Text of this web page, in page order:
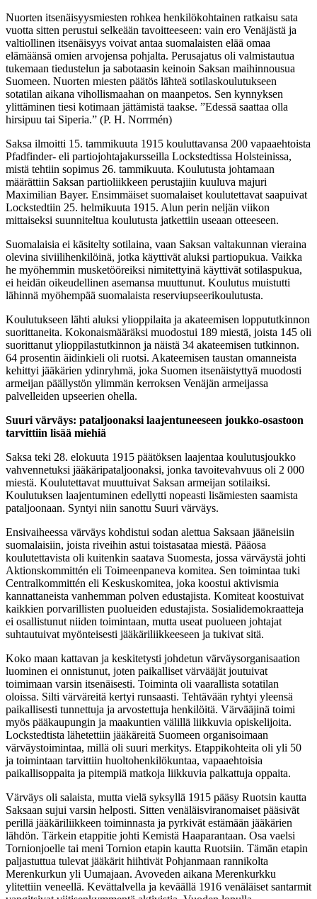
Nuorten itsenäisyysmiesten rohkea henkilökohtainen ratkaisu sata
vuotta sitten perustui selkeään tavoitteeseen: vain ero Venäjästä ja
valtiollinen itsenäisyys voivat antaa suomalaisten elää omaa
elämäänsä omien arvojensa pohjalta. Perusajatus oli valmistautua
tukemaan tiedustelun ja sabotaasin keinoin Saksan maihinnousua
Suomeen. Nuorten miesten päätös lähteä sotilaskoulutukseen
sotatilan aikana vihollismaahan on maanpetos. Sen kynnyksen
ylittäminen tiesi kotimaan jättämistä taakse. ”Edessä saattaa olla
hirsipuu tai Siperia.” (P. H. Norrmén)
Saksa ilmoitti 15. tammikuuta 1915 kouluttavansa 200 vapaaehtoista
Pfadfinder- eli partiojohtajakursseilla Lockstedtissa Holsteinissa,
mistä tehtiin sopimus 26. tammikuuta. Koulutusta johtamaan
määrättiin Saksan partioliikkeen perustajiin kuuluva majuri
Maximilian Bayer. Ensimmäiset suomalaiset koulutettavat saapuivat
Lockstedtiin 25. helmikuuta 1915. Alun perin neljän viikon
mittaiseksi suunniteltua koulutusta jatkettiin useaan otteeseen.
Suomalaisia ei käsitelty sotilaina, vaan Saksan valtakunnan vieraina
olevina siviilihenkilöinä, jotka käyttivät aluksi partiopukua. Vaikka
he myöhemmin musketööreiksi nimitettyinä käyttivät sotilaspukua,
ei heidän oikeudellinen asemansa muuttunut. Koulutus muistutti
lähinnä myöhempää suomalaista reserviupseerikoulutusta.
Koulutukseen lähti aluksi ylioppilaita ja akateemisen loppututkinnon
suorittaneita. Kokonaismääräksi muodostui 189 miestä, joista 145 oli
suorittanut ylioppilastutkinnon ja näistä 34 akateemisen tutkinnon.
64 prosentin äidinkieli oli ruotsi. Akateemisen taustan omanneista
kehittyi jääkärien ydinryhmä, joka Suomen itsenäistyttyä muodosti
armeijan päällystön ylimmän kerroksen Venäjän armeijassa
palvelleiden upseerien ohella.
Suuri värväys: pataljoonaksi laajentuneeseen joukko-osastoon
tarvittiin lisää miehiä
Saksa teki 28. elokuuta 1915 päätöksen laajentaa koulutusjoukko
vahvennetuksi jääkäripataljoonaksi, jonka tavoitevahvuus oli 2 000
miestä. Koulutettavat muuttuivat Saksan armeijan sotilaiksi.
Koulutuksen laajentuminen edellytti nopeasti lisämiesten saamista
pataljoonaan. Syntyi niin sanottu Suuri värväys.
Ensivaiheessa värväys kohdistui sodan alettua Saksaan jääneisiin
suomalaisiin, joista riveihin astui toistasataa miestä. Pääosa
koulutettavista oli kuitenkin saatava Suomesta, jossa värväystä johti
Aktionskommittén eli Toimeenpaneva komitea. Sen toimintaa tuki
Centralkommittén eli Keskuskomitea, joka koostui aktivismia
kannattaneista vanhemman polven edustajista. Komiteat koostuivat
kaikkien porvarillisten puolueiden edustajista. Sosialidemokraatteja
ei osallistunut niiden toimintaan, mutta useat puolueen johtajat
suhtautuivat myönteisesti jääkäriliikkeeseen ja tukivat sitä.
Koko maan kattavan ja keskitetysti johdetun värväysorganisaation
luominen ei onnistunut, joten paikalliset värvääjät joutuivat
toimimaan varsin itsenäisesti. Toiminta oli vaarallista sotatilan
oloissa. Silti värväreitä kertyi runsaasti. Tehtävään ryhtyi yleensä
paikallisesti tunnettuja ja arvostettuja henkilöitä. Värvääjinä toimi
myös pääkaupungin ja maakuntien välillä liikkuvia opiskelijoita.
Lockstedtista lähetettiin jääkäreitä Suomeen organisoimaan
värväystoimintaa, millä oli suuri merkitys. Etappikohteita oli yli 50
ja toimintaan tarvittiin huoltohenkilökuntaa, vapaaehtoisia
paikallisoppaita ja pitempiä matkoja liikkuvia palkattuja oppaita.
Värväys oli salaista, mutta vielä syksyllä 1915 pääsy Ruotsin kautta
Saksaan sujui varsin helposti. Sitten venäläisviranomaiset pääsivät
perillä jääkäriliikkeen toiminnasta ja pyrkivät estämään jääkärien
lähdön. Tärkein etappitie johti Kemistä Haaparantaan. Osa vaelsi
Tornionjoelle tai meni Tornion etapin kautta Ruotsiin. Tämän etapin
paljastuttua tulevat jääkärit hiihtivät Pohjanmaan rannikolta
Merenkurkun yli Uumajaan. Avoveden aikana Merenkurkku
ylitettiin veneellä. Kevättalvella ja keväällä 1916 venäläiset santarmit